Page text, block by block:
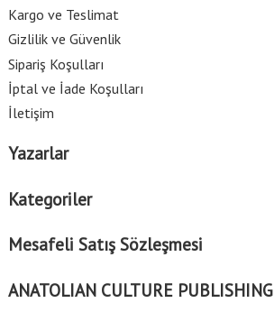
Kargo ve Teslimat
Gizlilik ve Güvenlik
Sipariş Koşulları
İptal ve İade Koşulları
İletişim
Yazarlar
Kategoriler
Mesafeli Satış Sözleşmesi
ANATOLIAN CULTURE PUBLISHING